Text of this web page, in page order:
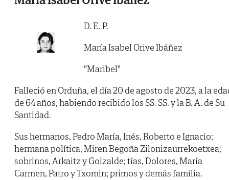
D. E. P.
María Isabel Orive Ibáñez
"Maribel"
Falleció en Orduña, el día 20 de agosto de 2023, a la
de 64 años, habiendo recibido los SS. SS. y la B. A. de Su
Santidad.
Sus hermanos, Pedro María, Inés, Roberto e Ignacio;
hermana política, Miren Begoña Zilonizaurrekoetxea;
sobrinos, Arkaitz y Goizalde; tías, Dolores, María
Carmen, Patro y Txomin; primos y demás familia.